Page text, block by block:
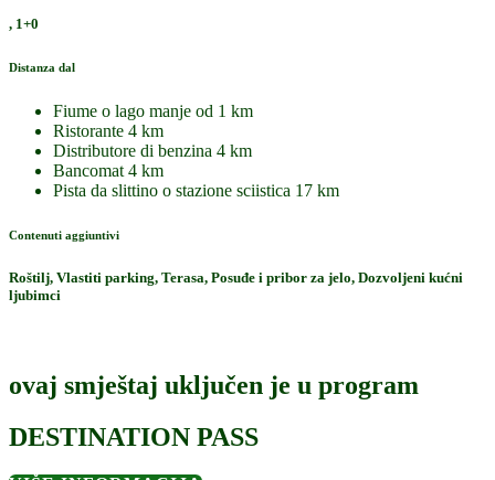
, 1+0
Distanza dal
Fiume o lago manje od 1 km
Ristorante 4 km
Distributore di benzina 4 km
Bancomat 4 km
Pista da slittino o stazione sciistica 17 km
Contenuti aggiuntivi
Roštilj, Vlastiti parking, Terasa, Posuđe i pribor za jelo, Dozvoljeni kućni
ljubimci
ovaj smještaj uključen je u program
DESTINATION PASS